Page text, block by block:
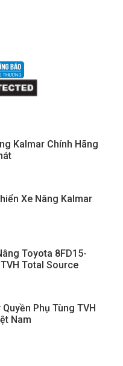
Kalmar Chính Hãng
Xe Nâng Kalmar
Toyota 8FD15-
Total Source
Phụ Tùng TVH
Nam